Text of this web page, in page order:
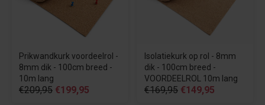
Prikwandkurk voordeelrol -
8mm dik - 100cm breed -
10m lang
€209,95 €199,95
Isolatiekurk op rol - 8mm
dik - 100cm breed -
VOORDEELROL 10m lang
€169,95 €149,95